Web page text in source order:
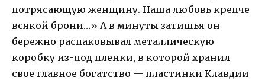
потрясающую женщину. Наша любовь крепче
всякой брони…» А в минуты затишья он
бережно распаковывал металлическую
коробку из-под пленки, в которой хранил
свое главное богатство — пластинки Клавдии